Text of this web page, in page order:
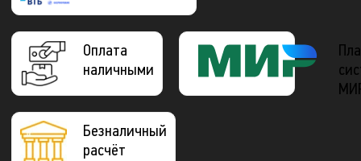
Оплата
наличными
Безналичный
расчёт